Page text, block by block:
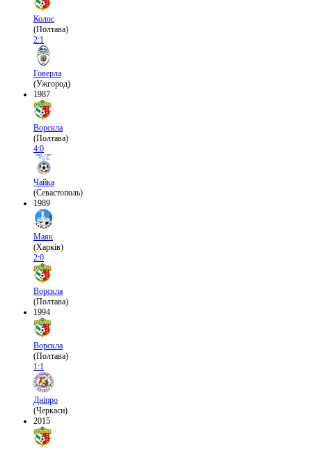
Колос
(Полтава)
2:1
Говерла
(Ужгород)
1987
Ворскла
(Полтава)
4:0
Чайка
(Севастополь)
1989
Маяк
(Харків)
2:0
Ворскла
(Полтава)
1994
Ворскла
(Полтава)
1:1
Дніпро
(Черкаси)
2015